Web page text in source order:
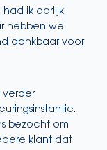
had ik eerlijk
hebben we
dankbaar voor
verder
bezocht om
klant dat